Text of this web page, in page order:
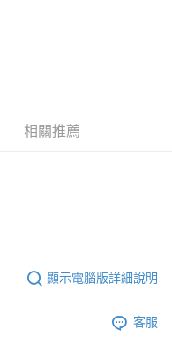
相關推薦
顯示電腦版詳細說明
客服